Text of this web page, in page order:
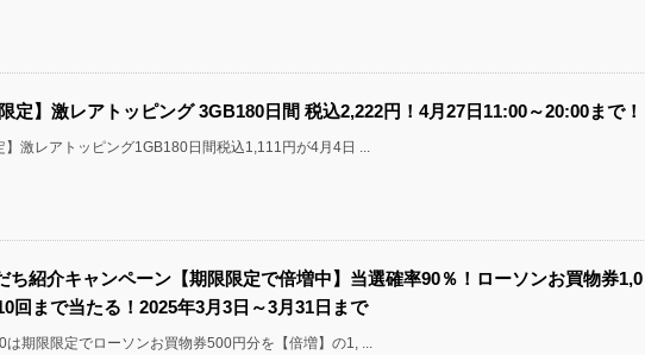
定】激レアトッピング 3GB180日間 税込2,222円！4月27日11:00～20:00まで！
激レアトッピング1GB180日間税込1,111円が4月4日 ...
ち紹介キャンペーン【期限限定で倍増中】当選確率90％！ローソンお買物券1,0
回まで当たる！2025年3月3日～3月31日まで
期限限定でローソンお買物券500円分を【倍増】の1, ...